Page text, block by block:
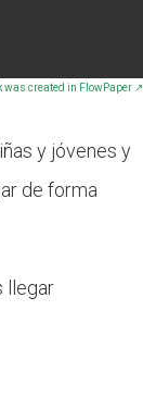
was created in FlowPaper ↗
y jóvenes y
de forma
llegar